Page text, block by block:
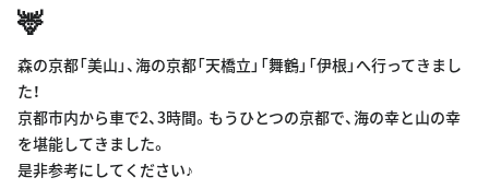
🦌
森の京都「美山」、海の京都「天橋立」「舞鶴」「伊根」へ行ってきまし
た！
京都市内から車で2、3時間。もうひとつの京都で、海の幸と山の幸
を堪能してきました。
是非参考にしてください♪